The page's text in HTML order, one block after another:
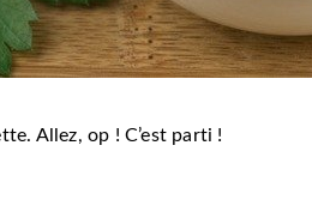
Allez, op ! C’est parti !